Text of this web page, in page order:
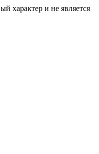
характер и не является